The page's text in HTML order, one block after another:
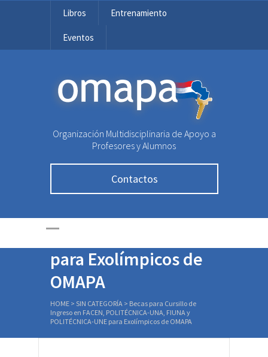
Libros Entrenamiento
Eventos
OMAPA
Organización Multidisciplinaria de Apoyo a
Profesores y Alumnos
Contactos
Becas para Cursillo
de Ingreso en FACEN,
POLITÉCNICA-UNA,
FIUNA y
POLITÉCNICA-UNE
para Exolímpicos de
OMAPA
HOME > SIN CATEGORÍA > Becas para Cursillo de
Ingreso en FACEN, POLITÉCNICA-UNA, FIUNA y
POLITÉCNICA-UNE para Exolímpicos de OMAPA